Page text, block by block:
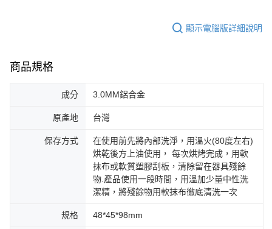
顯示電腦版詳細說明
商品規格
成分 3.0MM鋁合金
原產地 台灣
保存方式
在使用前先將內部洗淨，用溫火(80度左右)
烘乾後方上油使用， 每次烘烤完成，用軟
抹布或軟質塑膠刮板，清除留在器具殘餘
物.產品使用一段時間，用溫加少量中性洗
潔精，將殘餘物用軟抹布徹底清洗一次
規格 48*45*98mm